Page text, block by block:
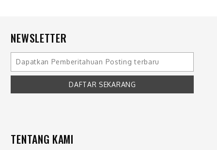
NEWSLETTER
TENTANG KAMI